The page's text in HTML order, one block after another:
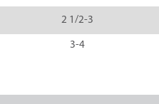
2 1/2-3
3-4